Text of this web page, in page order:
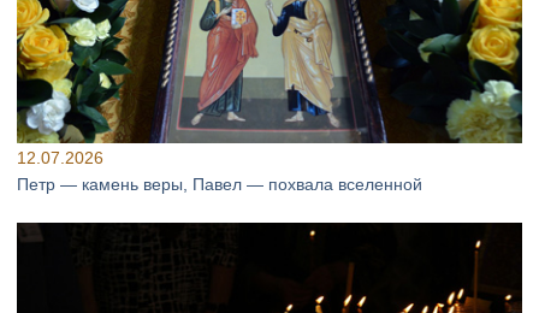
12.07.2026
Петр — камень веры, Павел — похвала вселенной